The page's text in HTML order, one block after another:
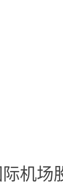
机场